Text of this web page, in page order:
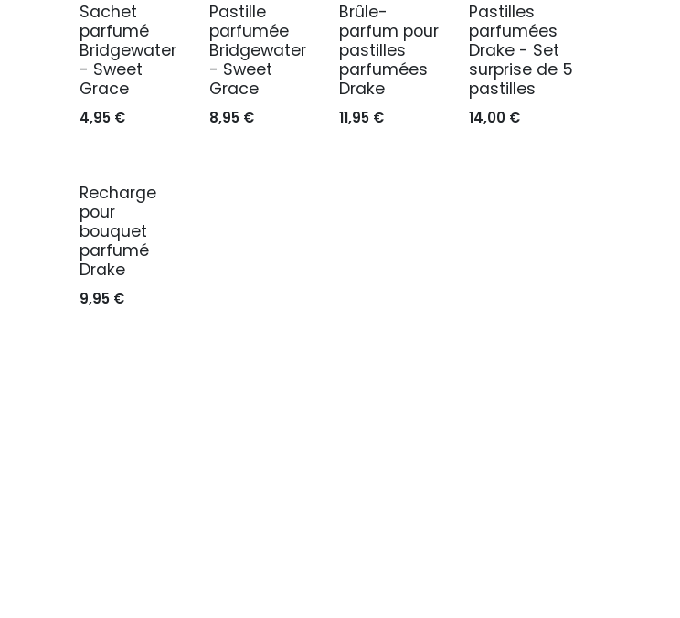
Sachet
parfumé
Bridgewater
- Sweet
Grace
4,95 €
Pastille
parfumée
Bridgewater
- Sweet
Grace
8,95€
Brûle-
parfum pour
pastilles
parfumées
Drake
11,95€
Pastilles
parfumées
Drake - Set
surprise de 5
pastilles
14,00€
Recharge
pour
bouquet
parfumé
Drake
9,95 €